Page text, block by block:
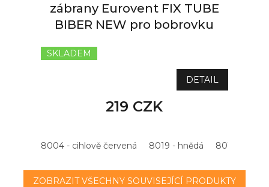
zábrany Eurovent FIX TUBE
BIBER NEW pro bobrovku
SKLADEM
219 CZK
DETAIL
8004 - cihlově červená 8019 - hnědá 8015 -
ZOBRAZIT VŠECHNY SOUVISEJÍCÍ PRODUKTY